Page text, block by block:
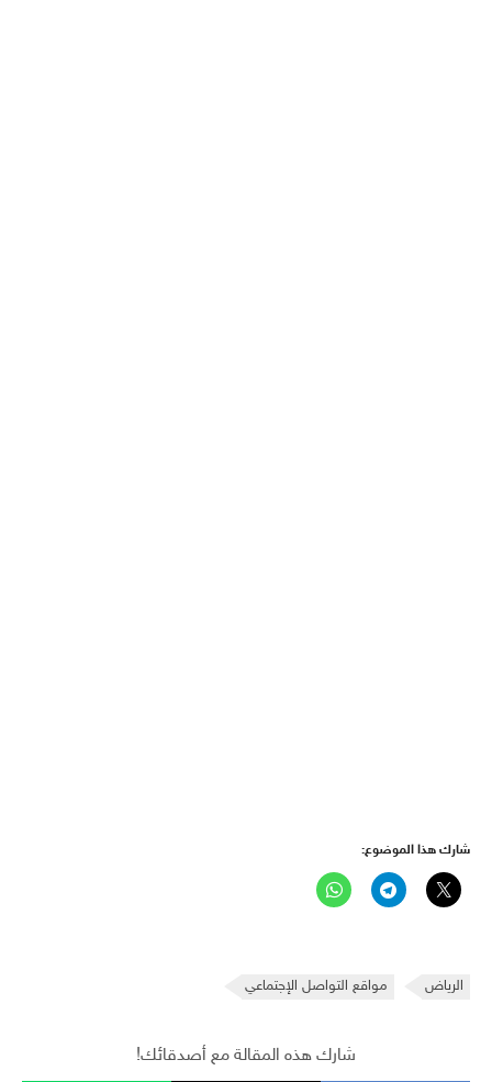
شارك هذا الموضوع:
الرياض مواقع التواصل الإجتماعي
شارك هذه المقالة مع أصدقائك!